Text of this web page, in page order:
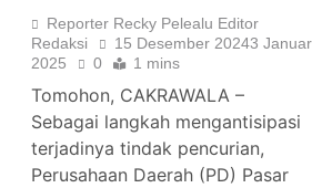
Reporter Recky Pelealu Editor
Redaksi
15 Desember 20243
2025
0 1 mins
Tomohon, CAKRAWALA –
Sebagai langkah mengantisipasi
terjadinya tindak pencurian,
Perusahaan Daerah (PD) Pasar